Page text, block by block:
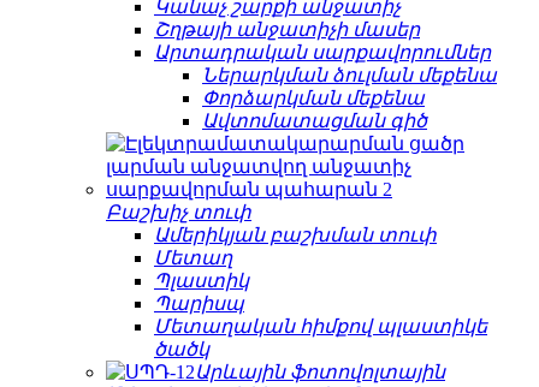
Կանաչ շարքի անջատիչ
Շղթայի անջատիչի մասեր
Արտադրական սարքավորումներ
Ներարկման ձուլման մեքենա
Փորձարկման մեքենա
Ավտոմատացման գիծ
Բաշխիչ տուփ
Ամերիկյան բաշխման տուփ
Մետաղ
Պլաստիկ
Պարիսպ
Մետաղական հիմքով պլաստիկե
ծածկ
Արևային ֆոտովոլտային